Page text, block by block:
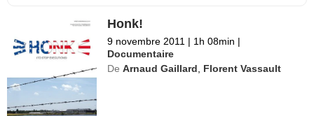
Honk!
9 novembre 2011 | 1h 08min |
Documentaire
De Arnaud Gaillard Florent Vassault